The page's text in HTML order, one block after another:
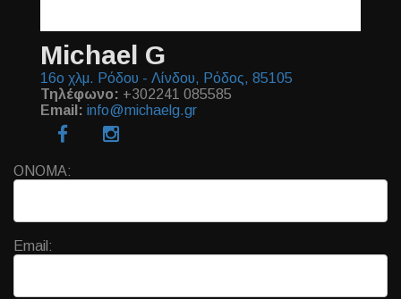
Michael G
16ο χλμ. Ρόδου - Λίνδου, Ρόδος, 85105
Τηλέφωνο: +302241 085585
Email: info@michaelg.gr
ΟΝΟΜΑ:
Email: